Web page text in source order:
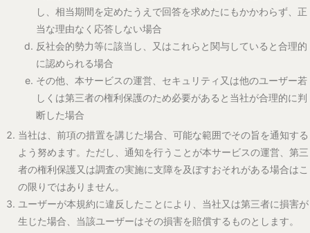
できます。
退会により、登録ユーザーは将来に向かってアカウントを利用する
ことができなくなります。
ん。投稿コンテンツの削除を希望する場合には、当社所定の方法に
より別途申請するものとします。当社は、法令遵守、他のユーザー
又は第三者の権利保護、記録保存、システム運用その他合理的な理
由がある場合を除き、相当な期間内に対応するよう努めます。
当社は、退会後も、他のユーザーとのやりとりの連続性の維持、本
サービスの運営上の必要その他合理的な理由がある場合、投稿コン
テンツを残存させ、ユーザー名その他の表示を匿名化し、又は変更
することができます。
当社は、退会後も、法令上の義務の履行、紛争対応、システムのバ
ックアップ及び復旧その他正当な目的のために必要な範囲で、一定